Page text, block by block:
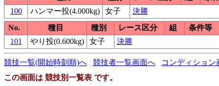
100
ハンマー投(4.000kg) 女子
決勝
No.
種目 種別 レース区分 組
条件等
101
やり投(0.600kg) 女子 決勝
競技一覧(開始時刻順)へ 競技者一覧画面へ
コンディション
この画面は 競技別一覧表 です。